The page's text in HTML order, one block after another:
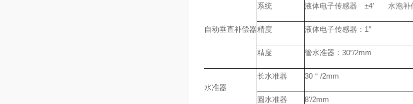
自动垂直补偿器
系统 液体电子传感器 ±4′ 水泡补
精度 液体电子传感器：1″
精度 管水准器：30″/2mm
水准器
长水准器 30＂/2mm
圆水准器 8'/2mm